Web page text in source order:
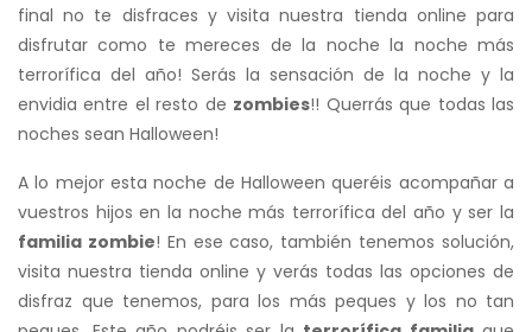
final no te disfraces y visita nuestra tienda online para
disfrutar como te mereces de la noche la noche más
terrorífica del año! Serás la sensación de la noche y la
envidia entre el resto de zombies!! Querrás que todas las
noches sean Halloween!
A lo mejor esta noche de Halloween queréis acompañar a
vuestros hijos en la noche más terrorífica del año y ser la
familia zombie! En ese caso, también tenemos solución,
visita nuestra tienda online y verás todas las opciones de
disfraz que tenemos, para los más peques y los no tan